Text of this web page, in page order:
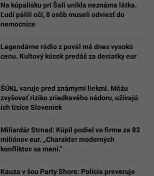
Na kúpalisku pri Šali unikla neznáma látka.
Ľudí pálili oči, 8 osôb museli odviezť do
nemocnice
Legendárne rádio z povál má dnes vysokú
cenu. Kultový kúsok predáš za desiatky eur
ŠÚKL varuje pred známymi liekmi. Môžu
zvyšovať riziko zriedkavého nádoru, užívajú
ich tisíce Sloveniek
Miliardár Strnad: Kúpil podiel vo firme za 83
miliónov eur. „Charakter moderných
konfliktov sa mení.“
Kauza v šou Party Shore: Polícia preveruje